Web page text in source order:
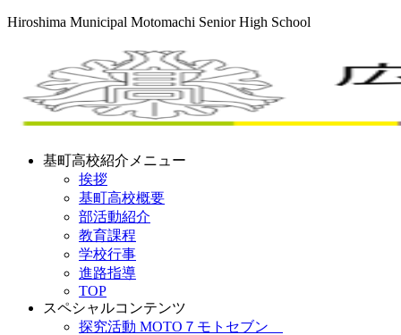
Hiroshima Municipal Motomachi Senior High School
基町高校紹介メニュー
挨拶
基町高校概要
部活動紹介
教育課程
学校行事
進路指導
TOP
スペシャルコンテンツ
探究活動 MOTO７モトセブン